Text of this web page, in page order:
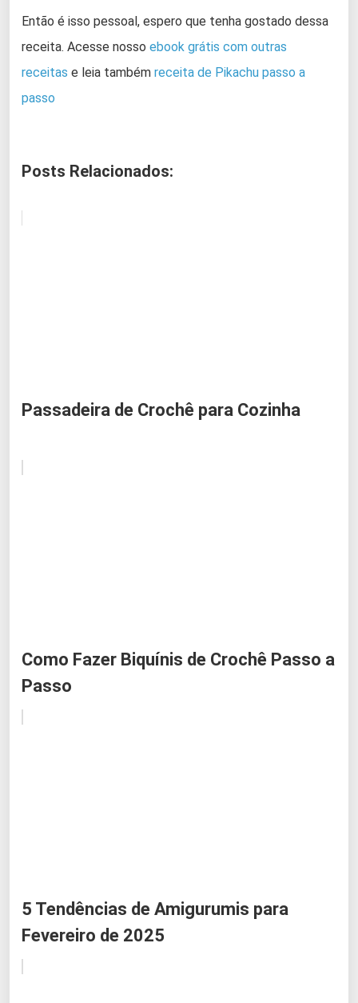
Então é isso pessoal, espero que tenha gostado dessa
receita. Acesse nosso ebook grátis com outras
receitas e leia também receita de Pikachu passo a
passo
Posts Relacionados:
Passadeira de Crochê para Cozinha
Como Fazer Biquínis de Crochê Passo a
Passo
5 Tendências de Amigurumis para
Fevereiro de 2025